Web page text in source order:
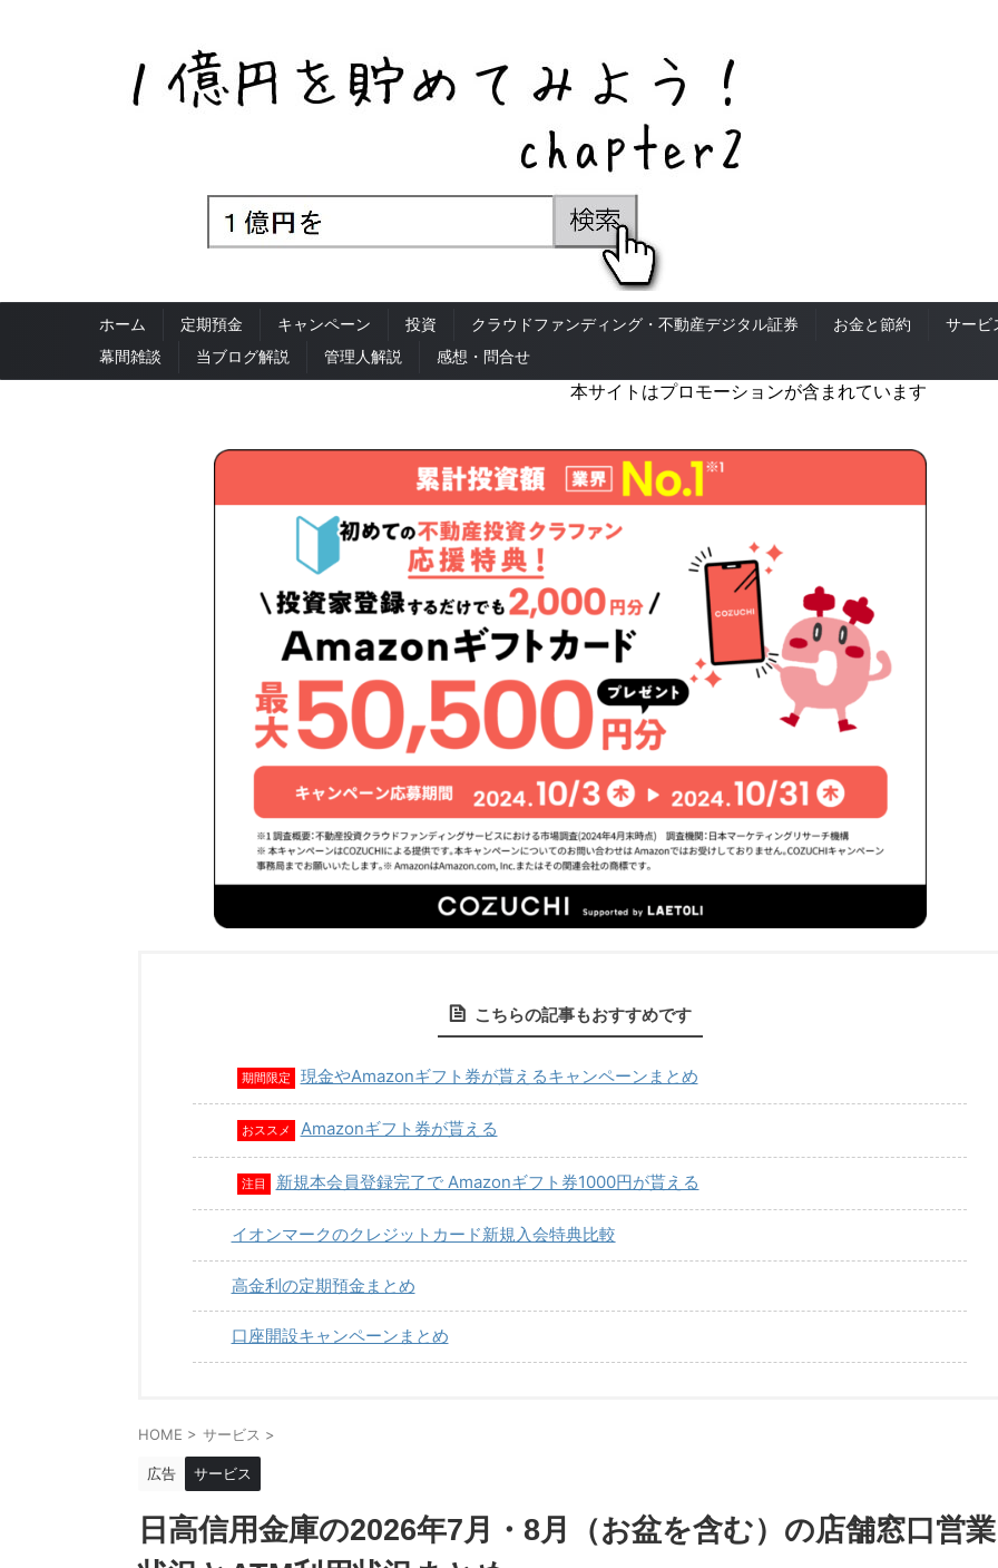
ホーム 定期預金 キャンペーン 投資 クラウドファンディング・不動産デジタル証券 お金と節約
サービ
幕間雑談
当ブログ解説 管理人解説 感想・問合せ
本サイトはプロモーションが含まれています
こちらの記事もおすすめです
期間限定 現金やAmazonギフト券が貰えるキャンペーンまとめ
おススメ Amazonギフト券が貰える
注目 新規本会員登録完了で Amazonギフト券1000円が貰える
イオンマークのクレジットカード新規入会特典比較
高金利の定期預金まとめ
口座開設キャンペーンまとめ
HOME > サービス >
広告 サービス
日高信用金庫の2026年7月・8月（お盆を含む）の店舗窓口営業